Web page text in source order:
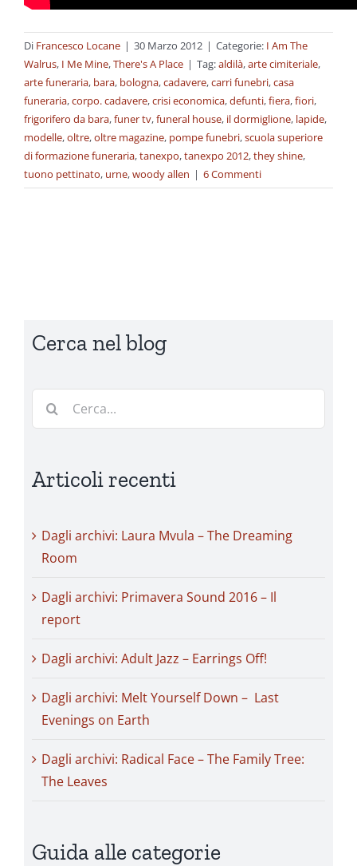
Di Francesco Locane | 30 Marzo 2012 | Categorie: I Am The
Walrus, I Me Mine,There's A Place | Tag:aldilà,arte cimiteriale,
arte funeraria, bara, bologna,cadavere,carri funebri,casa
funeraria,corpo. cadavere,crisi economica,defunti,fiera,fiori,
frigorifero da bara,funer tv,funeral house, il dormiglione, lapide,
modelle,oltre,oltre magazine, pompe funebri,scuola superiore
di formazione funeraria,tanexpo,tanexpo 2012,they shine,
tuono pettinato, urne,woody allen | 6 Commenti
Cerca nel blog
Cerca
Articoli recenti
Dagli archivi: Laura Mvula – The Dreaming
Room
Dagli archivi: Primavera Sound 2016 – Il
report
Dagli archivi: Adult Jazz – Earrings Off!
Dagli archivi: Melt Yourself Down – Last
Evenings on Earth
Dagli archivi: Radical Face – The Family Tree:
The Leaves
Guida alle categorie